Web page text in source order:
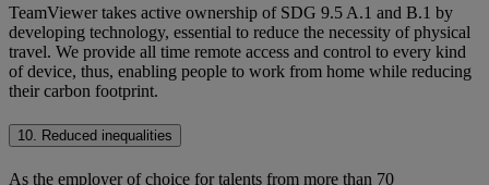
TeamViewer takes active ownership of SDG 9.5 A.1 and B.1 by
developing technology, essential to reduce the necessity of physical
travel. We provide all time remote access and control to every kind
of device, thus, enabling people to work from home while reducing
their carbon footprint.
10. Reduced inequalities
As the employer of choice for talents from more than 70